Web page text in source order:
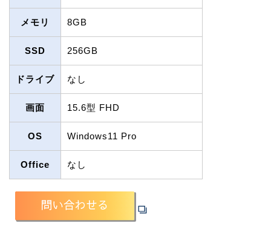
メモリ 8GB
SSD 256GB
ドライブ なし
画面 15.6型 FHD
OS Windows11 Pro
Office なし